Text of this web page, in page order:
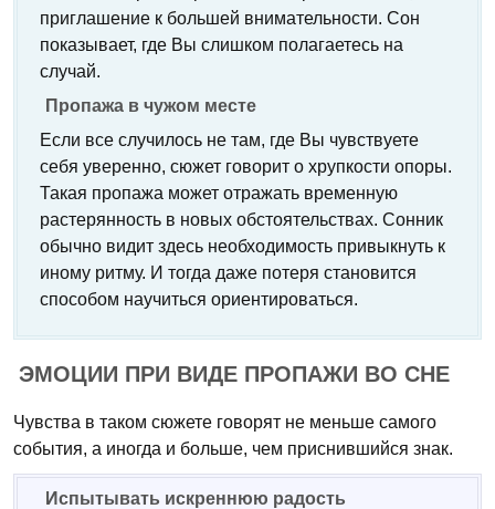
приглашение к большей внимательности. Сон
показывает, где Вы слишком полагаетесь на
случай.
Пропажа в чужом месте
Если все случилось не там, где Вы чувствуете
себя уверенно, сюжет говорит о хрупкости опоры.
Такая пропажа может отражать временную
растерянность в новых обстоятельствах. Сонник
обычно видит здесь необходимость привыкнуть к
иному ритму. И тогда даже потеря становится
способом научиться ориентироваться.
ЭМОЦИИ ПРИ ВИДЕ ПРОПАЖИ ВО СНЕ
Чувства в таком сюжете говорят не меньше самого
события, а иногда и больше, чем приснившийся знак.
Испытывать искреннюю радость